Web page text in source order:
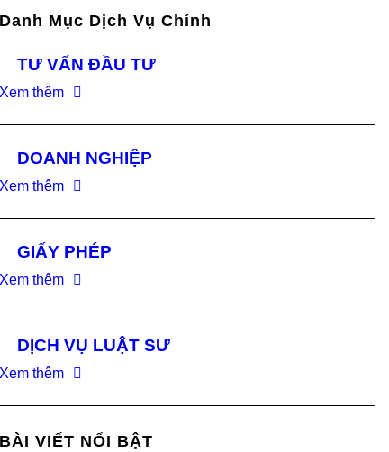
Danh Mục Dịch Vụ Chính
TƯ VẤN ĐẦU TƯ
Xem thêm
DOANH NGHIỆP
Xem thêm
GIẤY PHÉP
Xem thêm
DỊCH VỤ LUẬT SƯ
Xem thêm
BÀI VIẾT NỔI BẬT